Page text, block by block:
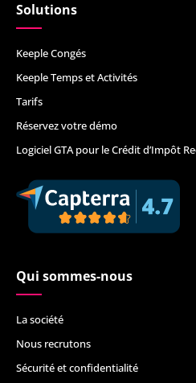
Solutions
Keeple Congés
Keeple Temps et Activités
Tarifs
Réservez votre démo
Logiciel GTA pour le Crédit d’Impôt
Qui sommes-nous
La société
Nous recrutons
Sécurité et confidentialité